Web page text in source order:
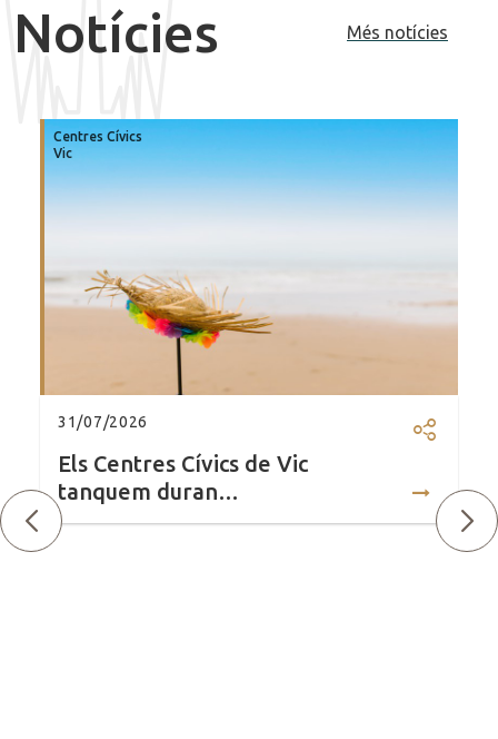
Notícies Més notícies
El programa TEO amplia les beques per a 16 esportistes
Centres Cívics
Vic
31/07/2026
Els Centres Cívics de Vic
tanquem duran…
Anterior